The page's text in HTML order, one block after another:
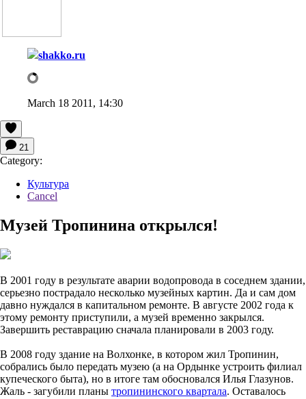
shakko.ru
March 18 2011, 14:30
21
Category:
Культура
Cancel
Музей Тропинина открылся!
В 2001 году в результате аварии водопровода в соседнем здании,
серьезно пострадало несколько музейных картин. Да и сам дом
давно нуждался в капитальном ремонте. В августе 2002 года к
этому ремонту приступили, а музей временно закрылся.
Завершить реставрацию сначала планировали в 2003 году.
В 2008 году здание на Волхонке, в котором жил Тропинин,
собрались было передать музею (а на Ордынке устроить филиал
купеческого быта), но в итоге там обосновался Илья Глазунов.
Жаль - загубили планы тропининского квартала. Оставалось